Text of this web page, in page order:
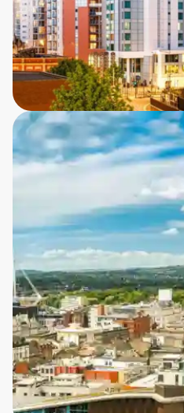
Radisson Blu
Vi bor på et af Cardiffs
betagende
skyline. Hotellet har en
blot 1 km til Cardiff slot og
shoppingcenter - ligesom
restauranter og caféer i